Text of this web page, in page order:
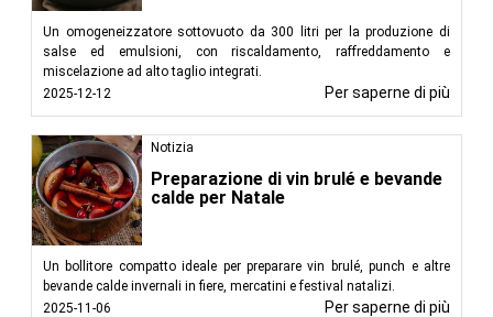
Un omogeneizzatore sottovuoto da 300 litri per la produzione di
salse ed emulsioni, con riscaldamento, raffreddamento e
miscelazione ad alto taglio integrati.
2025-12-12
Per saperne di più
Notizia
Preparazione di vin brulé e bevande
calde per Natale
Un bollitore compatto ideale per preparare vin brulé, punch e altre
bevande calde invernali in fiere, mercatini e festival natalizi.
2025-11-06
Per saperne di più